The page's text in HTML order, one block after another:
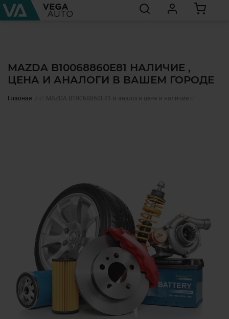
MAZDA B10068860E81 НАЛИЧИЕ ,
ЦЕНА И АНАЛОГИ В ВАШЕМ ГОРОДЕ
Главная ✅ MAZDA B10068860E81 и аналоги цена и наличие ✅